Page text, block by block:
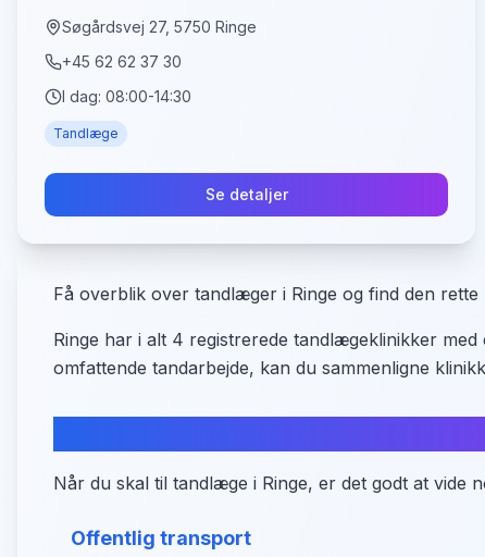
Søgårdsvej 27, 5750 Ringe
+45 62 62 37 30
I dag: 08:00-14:30
Tandlæge
Se detaljer
Få overblik over tandlæger i Ringe og find den rette
Ringe har i alt 4 registrerede tandlægeklinikker
omfattende tandarbejde, kan du sammenligne
Når du skal til tandlæge i Ringe, er det godt at vide
Offentlig transport